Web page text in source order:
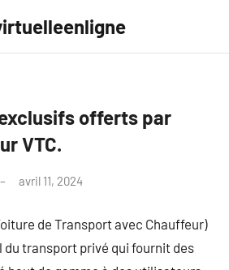
offerts par
VTC.
avril 11, 2024
de Transport avec Chauffeur)
du transport privé qui fournit des